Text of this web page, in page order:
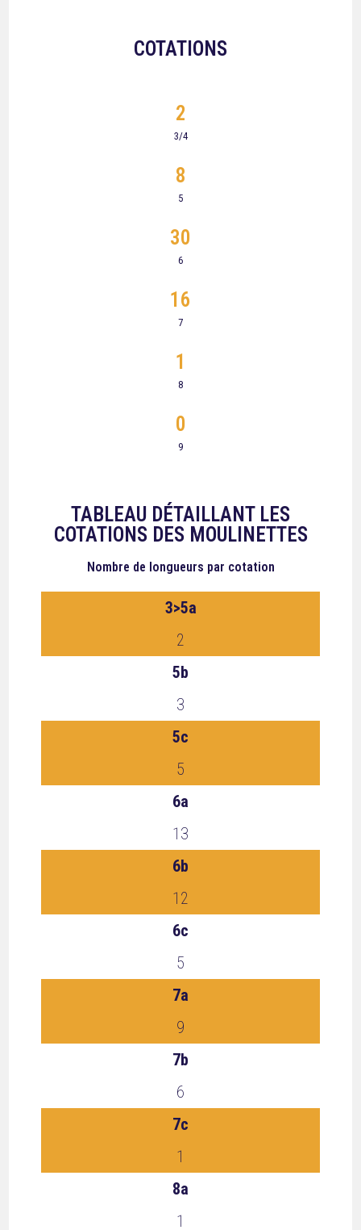
COTATIONS
3/4
2
5
8
6
30
7
16
8
1
9
0
TABLEAU DÉTAILLANT LES
COTATIONS DES MOULINETTES
Nombre de longueurs par cotation
3>5a
2
5b
3
5c
5
6a
13
6b
12
6c
5
7a
9
7b
6
7c
1
8a
1